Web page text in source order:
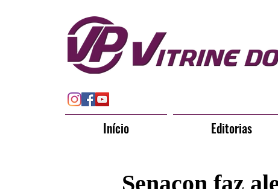
Senacon faz
Início Editorias